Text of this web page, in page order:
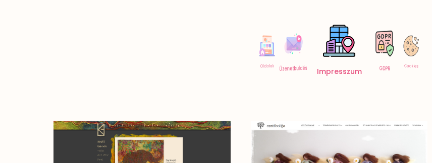
Szállítás
Oldalak Üzenetküldés Impresszum GDPR Cookies
Szavatosság